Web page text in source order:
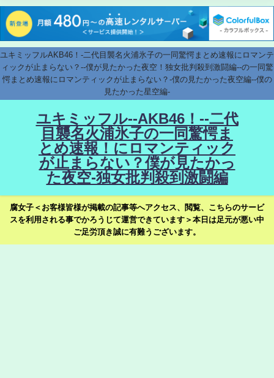
ユキミッフルAKB46！-二代目襲名火浦氷子の一同驚愕まとめ速報にロマンテ
ィックが止まらない？--僕が見たかった夜空！独女批判殺到激闘編--の一同驚
愕まとめ速報にロマンティックが止まらない？-僕の見たかった夜空編--僕の
見たかった星空編-
ユキミッフル--AKB46！--二代
目襲名火浦氷子の一同驚愕ま
とめ速報！にロマンティック
が止まらない？僕が見たかっ
た夜空-独女批判殺到激闘編
腐女子＜お客様皆様が掲載の記事等へアクセス、閲覧、こちらのサービ
スを利用される事でかろうじて運営できています＞本日は足元が悪い中
ご足労頂き誠に有難うございます。